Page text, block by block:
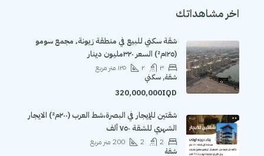
اخر مشاهداتك
شقة سكني للبيع في منطقة زيونة٬ مجمع سومو
(١٢٥م²) السعر ٣٢٠مليون دينار
٣ ٢ ١٢٥ متر مربع
شقة, سكني
320,000,000IQD
شقتين للإيجار في البصرة،شط العرب (٢٠٠م²) الايجار
الشهري للشقة ٧٥٠ ألف
2
2
200 متر مربع
شقة